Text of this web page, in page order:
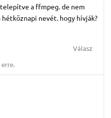
a ffmpeg. de nem
nevét. hogy hívják?
Válasz